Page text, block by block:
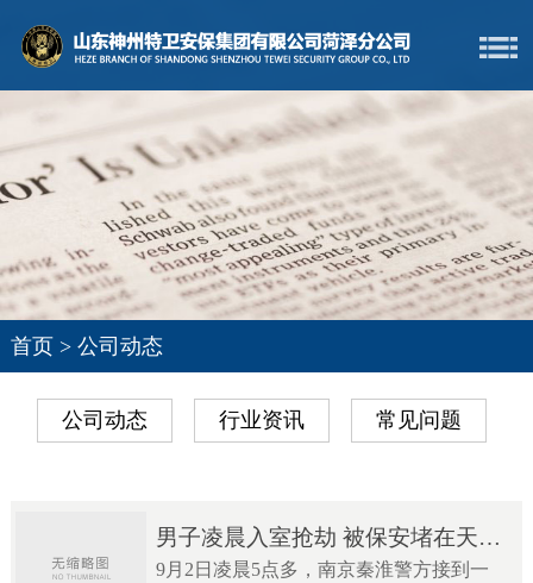
首页> 公司动态
公司动态 行业资讯 常见问题
男子凌晨入室抢劫 被保安堵在天台后闹着要跳楼
9月2日凌晨5点多，南京秦淮警方接到一